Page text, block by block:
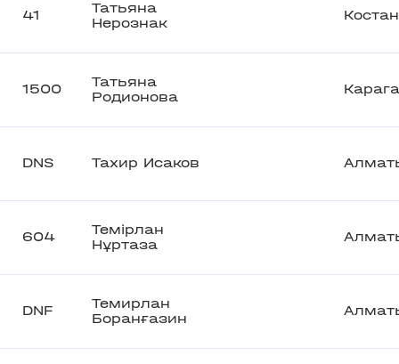
41
Татьяна
Нерознак
1500
Татьяна
Родионова
DNS Тахир Исаков
604
Темірлан
Нұртаза
DNF
Темирлан
Боранғазин